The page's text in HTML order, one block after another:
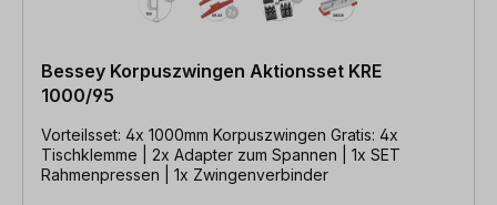
Bessey Korpuszwingen Aktionsset KRE
1000/95
Vorteilsset: 4x 1000mm Korpuszwingen Gratis: 4x
Tischklemme | 2x Adapter zum Spannen | 1x SET
Rahmenpressen | 1x Zwingenverbinder